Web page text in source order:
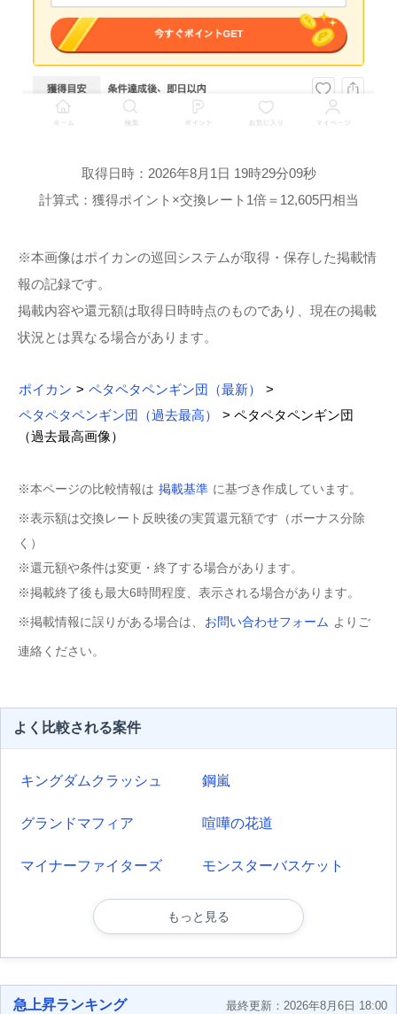
取得日時：2026年8月1日 19時29分09秒
計算式：獲得ポイント×交換レート1倍＝12,605円相当
※本画像はポイカンの巡回システムが取得・保存した掲載情
報の記録です。
掲載内容や還元額は取得日時時点のものであり、現在の掲載
状況とは異なる場合があります。
ポイカン > ペタペタペンギン団（最新）
>
ペタペタペンギン団（過去最高）
> ペタペタペンギン団
（過去最高画像）
※本ページの比較情報は 掲載基準 に基づき作成しています。
※表示額は交換レート反映後の実質還元額です（ボーナス分除
く）
※還元額や条件は変更・終了する場合があります。
※掲載終了後も最大6時間程度、表示される場合があります。
※掲載情報に誤りがある場合は、 お問い合わせフォーム よりご
連絡ください。
よく比較される案件
キングダムクラッシュ 鋼嵐
グランドマフィア 喧嘩の花道
マイナーファイターズ モンスターバスケット
もっと見る
急上昇ランキング 最終更新：2026年8月6日 18:00